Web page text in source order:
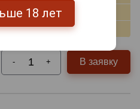
312587
Только самовывоз
- + В заявку
18 лет